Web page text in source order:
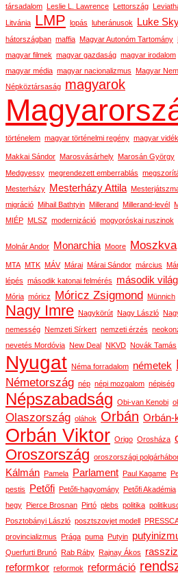
társadalom Leslie L. Lawrence Lettország
Litvánia LMP lopás luheránusok Luke
hátországban maffia Magyar Autonóm Tartomány
magyar filmek magyar gazdaság magyar irodalom
magyar média magyar nacionalizmus Magyar
Népköztársaság magyarok
történelem magyar történelmi regény magyar vidék
Makkai Sándor Marosvásárhely Marosán György
Medgyessy megrendezett emberrablás
Mesterházy
Mesterházy Attila
migráció Mihail Bathtyin Millerand Millerand-levél
MIÉP MLSZ modernizáció mogyoróskai ruszinok
Molnár Andor Monarchia Moore Moszkva
MTA MTK MÁV Márai Márai Sándor március
lépés második katonai felmérés második
Mória móricz Móricz Zsigmond Münnich
Nagy Imre Nagykörút Nagy László
nemesség Nemzeti Sírkert nemzeti érzés
nevetés Mordóvia New Deal NKVD Novák Tamás
Nyugat Néma forradalom németek
Németország nép népi mozgalom népiség
Népszabadság Obi-van Kenobi
Olaszország oláhok Orbán Orbán-
Orbán Viktor Origo Orosháza
Oroszország oroszországi
Kálmán Pamela Parlament Paul Kagame
pestis Petőfi Petőfi-hagyomány Petőfi Akadémia
hegy Pierce Brosnan Pirtó plebs politika
Posztobányi László posztszovjet modell
provincializmus Prága puma Putyin
Querfurti Brunó Rab Ráby Rajnay Ákos
reformkor reformok reformáció